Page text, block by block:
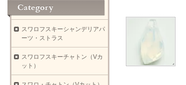
スワロフスキーシャンデリアパ
ーツ・ストラス
スワロフスキーチャトン（Vカ
ット）